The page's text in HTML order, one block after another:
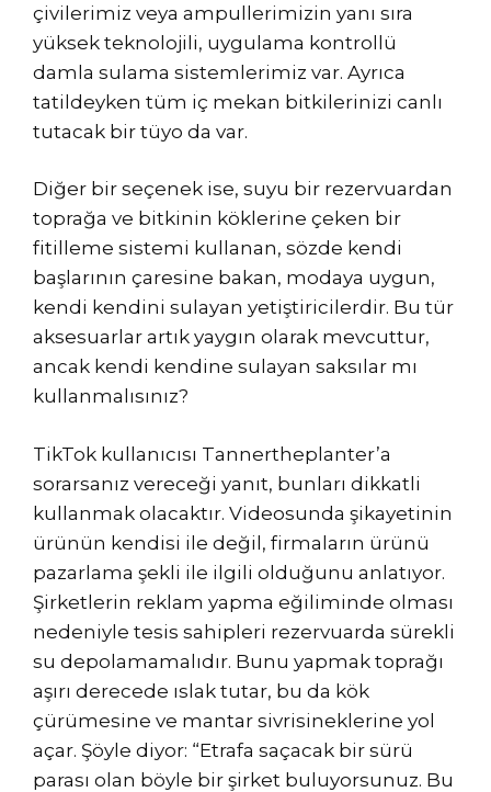
çivilerimiz veya ampullerimizin yanı sıra
yüksek teknolojili, uygulama kontrollü
damla sulama sistemlerimiz var. Ayrıca
tatildeyken tüm iç mekan bitkilerinizi canlı
tutacak bir tüyo da var.
Diğer bir seçenek ise, suyu bir rezervuardan
toprağa ve bitkinin köklerine çeken bir
fitilleme sistemi kullanan, sözde kendi
başlarının çaresine bakan, modaya uygun,
kendi kendini sulayan yetiştiricilerdir. Bu tür
aksesuarlar artık yaygın olarak mevcuttur,
ancak kendi kendine sulayan saksılar mı
kullanmalısınız?
TikTok kullanıcısı Tannertheplanter’a
sorarsanız vereceği yanıt, bunları dikkatli
kullanmak olacaktır. Videosunda şikayetinin
ürünün kendisi ile değil, firmaların ürünü
pazarlama şekli ile ilgili olduğunu anlatıyor.
Şirketlerin reklam yapma eğiliminde olması
nedeniyle tesis sahipleri rezervuarda sürekli
su depolamamalıdır. Bunu yapmak toprağı
aşırı derecede ıslak tutar, bu da kök
çürümesine ve mantar sivrisineklerine yol
açar. Şöyle diyor: “Etrafa saçacak bir sürü
parası olan böyle bir şirket buluyorsunuz. Bu